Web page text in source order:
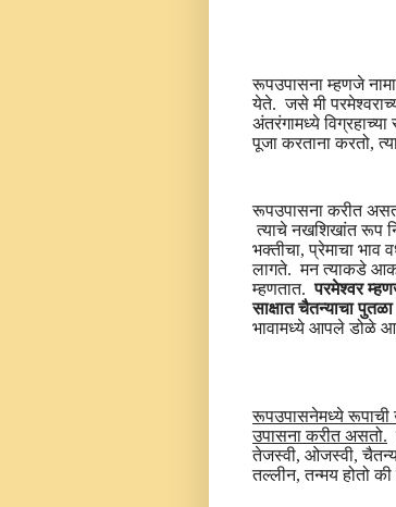
रूपउपासना म्हणजे
येते. जसे मी
अंतरंगामध्ये विग्रहाच्या
पूजा करताना करतो,
रूपउपासना करीत
त्याचे नखशिखांत रूप
भक्तीचा, प्रेमाचा
लागते. मन त्याकडे
म्हणतात.परमेश्वर
साक्षात चैतन्याचा
भावामध्ये आपले डोळे
रूपउपासनेमध्ये रूपाची
उपासना करीत असतो.
तेजस्वी, ओजस्वी,
तल्लीन, तन्मय होतो